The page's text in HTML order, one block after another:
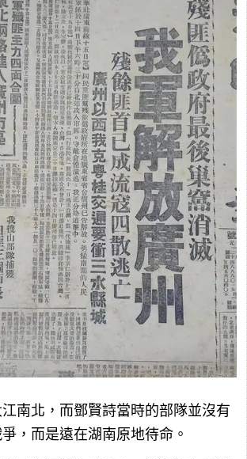
南北，而鄧賢詩當時的部隊並沒有
，而是遠在湖南原地待命。